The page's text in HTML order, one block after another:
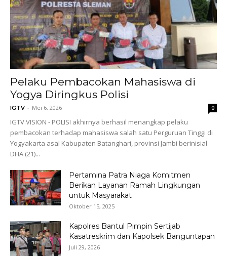
Pelaku Pembacokan Mahasiswa di
Yogya Diringkus Polisi
IGTV - Mei 6, 2026 0
IGTV.VISION - POLISI akhirnya berhasil menangkap pelaku
pembacokan terhadap mahasiswa salah satu Perguruan Tinggi di
Yogyakarta asal Kabupaten Batanghari, provinsi Jambi berinisial
DHA (21)...
Pertamina Patra Niaga Komitmen
Berikan Layanan Ramah Lingkungan
untuk Masyarakat
Oktober 15, 2025
Kapolres Bantul Pimpin Sertijab
Kasatreskrim dan Kapolsek Banguntapan
Juli 29, 2026